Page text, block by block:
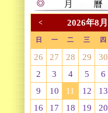
< 2026年8月
日 一 二 三 四
26 27 28 29 30
2
3 4 5 6
9
10 11 12 13
16
17 18 19 20